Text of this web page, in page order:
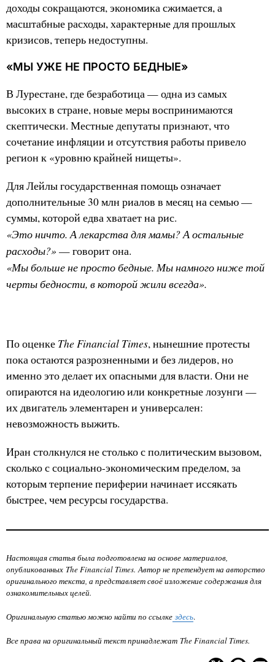
доходы сокращаются, экономика сжимается, а
масштабные расходы, характерные для прошлых
кризисов, теперь недоступны.
«МЫ УЖЕ НЕ ПРОСТО БЕДНЫЕ»
В Лурестане, где безработица — одна из самых
высоких в стране, новые меры воспринимаются
скептически. Местные депутаты признают, что
сочетание инфляции и отсутствия работы привело
регион к «уровню крайней нищеты».
Для Лейлы государственная помощь означает
дополнительные 30 млн риалов в месяц на семью —
суммы, которой едва хватает на рис.
«Это ничто. А лекарства для мамы? А остальные
расходы?» — говорит она.
«Мы больше не просто бедные. Мы намного ниже той
черты бедности, в которой жили всегда».
По оценке The Financial Times, нынешние протесты
пока остаются разрозненными и без лидеров, но
именно это делает их опасными для власти. Они не
опираются на идеологию или конкретные лозунги —
их двигатель элементарен и универсален:
невозможность выжить.
Иран столкнулся не столько с политическим вызовом,
сколько с социально-экономическим пределом, за
которым терпение периферии начинает иссякать
быстрее, чем ресурсы государства.
Настоящая статья была подготовлена на основе материалов,
опубликованных The Financial Times. Автор не претендует на авторство
оригинального текста, а представляет своё изложение содержания для
ознакомительных целей.
Оригинальную статью можно найти по ссылке здесь.
Все права на оригинальный текст принадлежат The Financial Times.